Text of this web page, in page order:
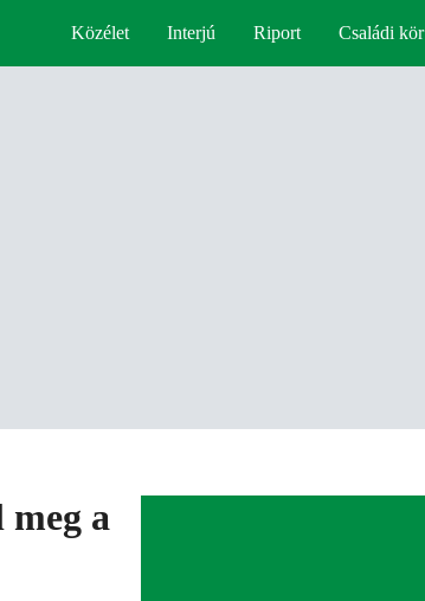
Közélet Interjú Riport Családi kör
a